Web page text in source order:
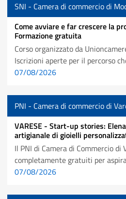
SNI - Camera di commercio di
Come avviare e far crescere la
Formazione gratuita
Corso organizzato da
Iscrizioni aperte per il percorso
07/08/2026
PNI - Camera di commercio di
VARESE - Start-up stories:
artigianale di gioielli
Il PNI di Camera di Commercio di
completamente gratuiti per
07/08/2026